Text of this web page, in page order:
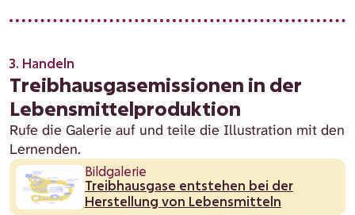
3. Handeln
Treibhausgasemissionen in der
Lebensmittelproduktion
Rufe die Galerie auf und teile die Illustration mit den
Lernenden.
Bildgalerie
Treibhausgase entstehen bei der
Herstellung von Lebensmitteln